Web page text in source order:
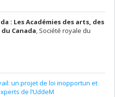
MCRI) Grands travaux de
humaines et
Canada
: Les Académies des arts, des
Canada, Société royale du
un projet de loi inopportun et
de l’UddeM